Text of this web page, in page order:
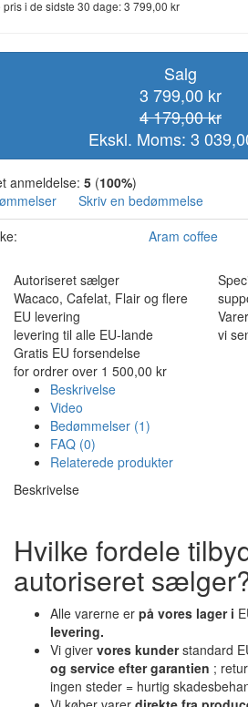
pris i de sidste 30 dage: 3 799,00 kr
Salg
3 799,00 kr
4 179,00 kr
Ekskl. Moms: 3
anmeldelse: 5 (100%)
Skriv en bedømmelse
Aram coffee
Autoriseret sælger
Wacaco, Cafelat, Flair og flere
EU levering
levering til alle EU-lande
vi
Gratis EU forsendelse
for ordrer over 1 500,00 kr
Beskrivelse
Video
Bedømmelser (1)
FAQ (0)
Relaterede produkter
Beskrivelse
Hvilke fordele
autoriseret
Alle varerne er på vores lager i
levering.
Vi giver vores kunderstandard
og service efter garantien ;
ingen steder = hurtig